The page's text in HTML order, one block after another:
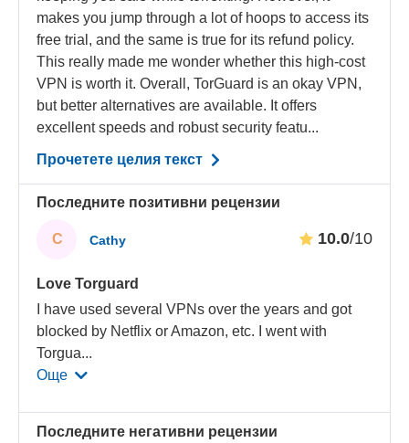
makes you jump through a lot of hoops to access its
free trial, and the same is true for its refund policy.
This really made me wonder whether this high-cost
VPN is worth it. Overall, TorGuard is an okay VPN,
but better alternatives are available. It offers
excellent speeds and robust security featu...
Прочетете целия текст
Последните позитивни рецензии
C Cathy 10.0/10
Love Torguard
I have used several VPNs over the years and got
blocked by Netflix or Amazon, etc. I went with
Torgua...
Още
Последните негативни рецензии